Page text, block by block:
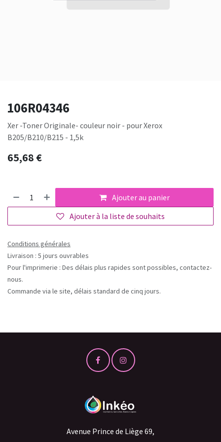
106R04346
Xer -Toner Originale- couleur noir - pour Xerox
B205/B210/B215 - 1,5k
65,68€
Ajouter au panier
Ajouter à la liste de souhaits
Conditions générales
Livraison : 5 jours ouvrables
Pour l'imprimerie : Des délais plus rapides sont possibles, contactez-
nous.
Commande via le site, délais standard de cinq jours.
Avenue Prince de Liège 69,